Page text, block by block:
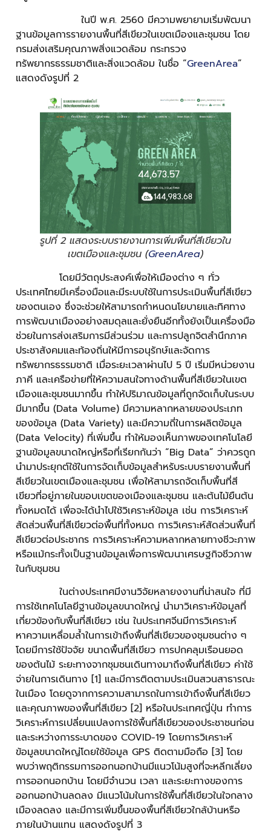
ในปี พ.ศ. 2560 มีความพยายามเริ่มพัฒนา
ฐานข้อมูลการรายงานพื้นที่สีเขียวในเขตเมืองและชุมชน โดย
กรมส่งเสริมคุณภาพสิ่งแวดล้อม กระทรวง
ทรัพยากรธรรมชาติและสิ่งแวดล้อม ในชื่อ “GreenArea”
แสดงดังรูปที่ 2
รูปที่ 2 แสดงระบบรายงานการเพิ่มพื้นที่สีเขียวใน
เขตเมืองและชุมชน (GreenArea)
โดยมีวัตถุประสงค์เพื่อให้เมืองต่าง ๆ ทั่ว
ประเทศไทยมีเครื่องมือและมีระบบใช้ในการประเมินพื้นที่สีเขียว
ของตนเอง ซึ่งจะช่วยให้สามารถกำหนดนโยบายและทิศทาง
การพัฒนาเมืองอย่างสมดุลและยั่งยืนอีกทั้งยังเป็นเครื่องมือ
ช่วยในการส่งเสริมการมีส่วนร่วม และการปลูกจิตสำนึกภาค
ประชาสังคมและท้องถิ่นให้มีการอนุรักษ์และจัดการ
ทรัพยากรธรรมชาติ เมื่อระยะเวลาผ่านไป 5 ปี เริ่มมีหน่วยงาน
ภาคี และเครือข่ายที่ให้ความสนใจทางด้านพื้นที่สีเขียวในเขต
เมืองและชุมชนมากขึ้น ทำให้ปริมาณข้อมูลที่ถูกจัดเก็บในระบบ
มีมากขึ้น (Data Volume) มีความหลากหลายของประเภท
ของข้อมูล (Data Variety) และมีความถี่ในการผลิตข้อมูล
(Data Velocity) ที่เพิ่มขึ้น ทำให้มองเห็นภาพของเทคโนโลยี
ฐานข้อมูลขนาดใหญ่หรือที่เรียกกันว่า “Big Data” ว่าควรถูก
นำมาประยุกต์ใช้ในการจัดเก็บข้อมูลสำหรับระบบรายงานพื้นที่
สีเขียวในเขตเมืองและชุมชน เพื่อให้สามารถจัดเก็บพื้นที่สี
เขียวที่อยู่ภายในขอบเขตของเมืองและชุมชน และต้นไม้ยืนต้น
ทั้งหมดได้ เพื่อจะได้นำไปใช้วิเคราะห์ข้อมูล เช่น การวิเคราะห์
สัดส่วนพื้นที่สีเขียวต่อพื้นที่ทั้งหมด การวิเคราะห์สัดส่วนพื้นที่
สีเขียวต่อประชากร การวิเคราะห์ความหลากหลายทางชีวะภาพ
หรือแม้กระทั้งเป็นฐานข้อมูลเพื่อการพัฒนาเศรษฐกิจชีวภาพ
ในกับชุมชน
ในต่างประเทศมีงานวิจัยหลายงงานที่น่าสนใจ ที่มี
การใช้เทคโนโลยีฐานข้อมูลขนาดใหญ่ นำมาวิเคราะห์ข้อมูลที่
เกี่ยวข้องกับพื้นที่สีเขียว เช่น ในประเทศจีนมีการวิเคราะห์
หาความเหลื่อมล้ำในการเข้าถึงพื้นที่สีเขียวของชุมชนต่าง ๆ
โดยมีการใช้ปัจจัย ขนาดพื้นที่สีเขียว การปกคลุมเรือนยอด
ของต้นไม้ ระยะทางจากชุมชนเดินทางมาถึงพื้นที่สีเขียว ค่าใช้
จ่ายในการเดินทาง [1] และมีการติดตามประเมินสวนสาธารณะ
ในเมือง โดยดูจากการความสามารถในการเข้าถึงพื้นที่สีเขียว
และคุณภาพของพื้นที่สีเขียว [2] หรือในประเทศญี่ปุ่น ทำการ
วิเคราะห์การเปลี่ยนแปลงการใช้พื้นที่สีเขียวของประชาชนก่อน
และระหว่างการระบาดของ COVID-19 โดยการวิเคราะห์
ข้อมูลขนาดใหญ่โดยใช้ข้อมูล GPS ติดตามมือถือ [3] โดย
พบว่าพฤติกรรมการออกนอกบ้านมีแนวโน้มสูงที่จะหลีกเลี่ยง
การออกนอกบ้าน โดยมีจำนวน เวลา และระยะทางของการ
ออกนอกบ้านลดลง มีแนวโน้มในการใช้พื้นที่สีเขียวในใจกลาง
เมืองลดลง และมีการเพิ่มขึ้นของพื้นที่สีเขียวใกล้บ้านหรือ
ภายในบ้านแทน แสดงดังรูปที่ 3